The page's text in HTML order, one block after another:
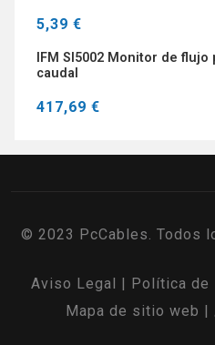
5,39 €
IFM SI5002 Monitor de
caudal
417,69 €
© 2023 PcCables. Todos
Aviso Legal | Política de
Mapa de sitio web |